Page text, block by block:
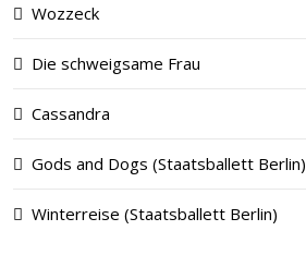
Wozzeck
Die schweigsame Frau
Cassandra
Gods and Dogs (Staatsballett Berlin)
Winterreise (Staatsballett Berlin)